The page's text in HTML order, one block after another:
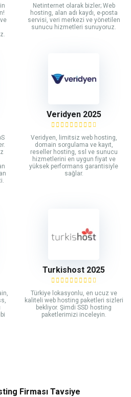
Netinternet olarak bizler; Web
hosting, alan adı kaydı, e-posta
servisi, veri merkezi ve yönetilen
sunucu hizmetleri sunuyoruz.
Veridyen 2025
Veridyen, limitsiz web hosting,
domain sorgulama ve kayıt,
reseller hosting, ssl ve sunucu
hizmetlerini en uygun fiyat ve
yüksek performans garantisiyle
sağlar.
Turkishost 2025
Türkiye lokasyonlu, en ucuz ve
kaliteli web hosting paketleri sizleri
bekliyor. Şimdi SSD hosting
paketlerimizi inceleyin.
Firması Tavsiye